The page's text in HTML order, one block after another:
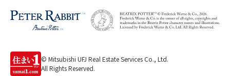
© Mitsubishi UFJ Real Estate Services Co., Ltd.
All Rights Reserved.